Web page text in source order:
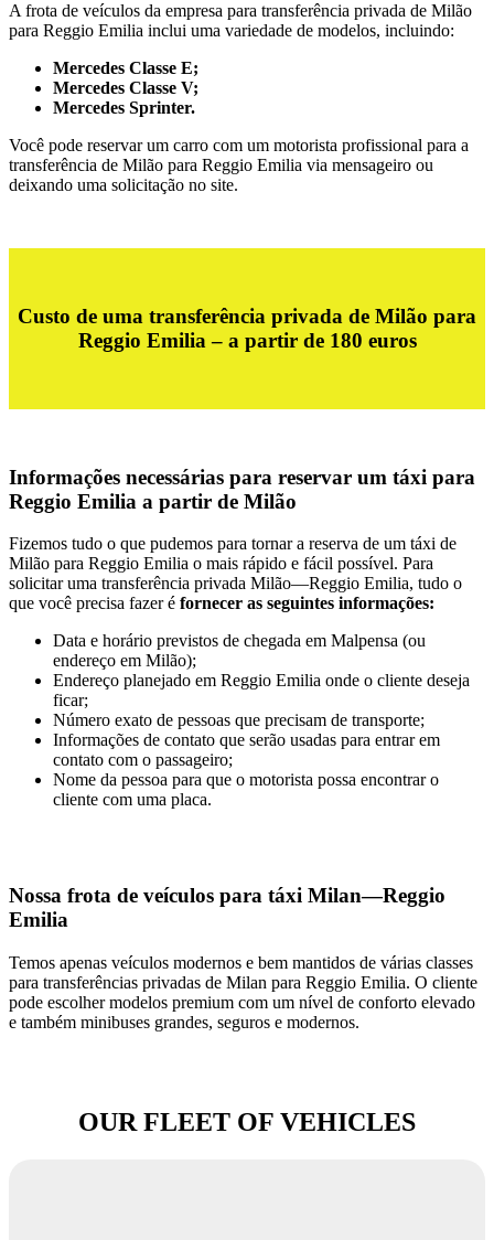
A frota de veículos da empresa para transferência privada de Milão
para Reggio Emilia inclui uma variedade de modelos, incluindo:
Mercedes Classe E;
Mercedes Classe V;
Mercedes Sprinter.
Você pode reservar um carro com um motorista profissional para a
transferência de Milão para Reggio Emilia via mensageiro ou
deixando uma solicitação no site.
Custo de uma transferência privada de Milão para
Reggio Emilia – a partir de 180 euros
Informações necessárias para reservar um táxi para
Reggio Emilia a partir de Milão
Fizemos tudo o que pudemos para tornar a reserva de um táxi de
Milão para Reggio Emilia o mais rápido e fácil possível. Para
solicitar uma transferência privada Milão—Reggio Emilia, tudo o
que você precisa fazer é fornecer as seguintes informações:
Data e horário previstos de chegada em Malpensa (ou
endereço em Milão);
Endereço planejado em Reggio Emilia onde o cliente deseja
ficar;
Número exato de pessoas que precisam de transporte;
Informações de contato que serão usadas para entrar em
contato com o passageiro;
Nome da pessoa para que o motorista possa encontrar o
cliente com uma placa.
Nossa frota de veículos para táxi Milan—Reggio
Emilia
Temos apenas veículos modernos e bem mantidos de várias classes
para transferências privadas de Milan para Reggio Emilia. O cliente
pode escolher modelos premium com um nível de conforto elevado
e também minibuses grandes, seguros e modernos.
OUR FLEET OF VEHICLES